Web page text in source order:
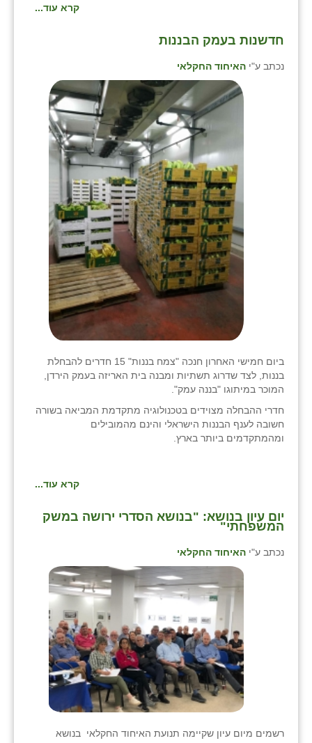
קרא עוד...
חדשנות בעמק הבננות
נכתב ע"י האיחוד החקלאי
ביום חמישי האחרון חנכה "צמח בננות" 15 חדרים להבחלת
בננות, לצד שדרוג תשתיות ומבנה בית האריזה בעמק הירדן,
המוכר במיתוגו "בננה עמק".
חדרי ההבחלה מצוידים בטכנולוגיה מתקדמת המביאה בשורה
חשובה לענף הבננות הישראלי והינם מהמובילים
ומהמתקדמים ביותר בארץ.
קרא עוד...
יום עיון בנושא: "בנושא הסדרי ירושה במשק
המשפחתי"
נכתב ע"י האיחוד החקלאי
רשמים מיום עיון שקיימה תנועת האיחוד החקלאי בנושא